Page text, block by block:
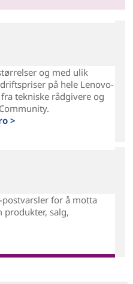
og med ulik
på hele Lenovo-
tekniske rådgivere og
>
postvarsler for å motta
salg,